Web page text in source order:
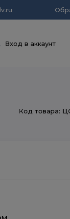
Вход в аккаунт
Код товара: